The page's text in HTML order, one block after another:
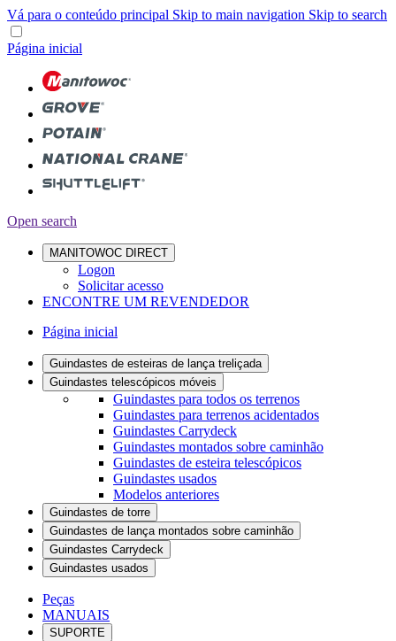
Vá para o conteúdo principal Skip to main navigation Skip to search
Página inicial
Open search
MANITOWOC DIRECT
Logon
Solicitar acesso
ENCONTRE UM REVENDEDOR
Página inicial
Guindastes de esteiras de lança treliçada
Guindastes telescópicos móveis
Guindastes para todos os terrenos
Guindastes para terrenos acidentados
Guindastes Carrydeck
Guindastes montados sobre caminhão
Guindastes de esteira telescópicos
Guindastes usados
Modelos anteriores
Guindastes de torre
Guindastes de lança montados sobre caminhão
Guindastes Carrydeck
Guindastes usados
Peças
MANUAIS
SUPORTE